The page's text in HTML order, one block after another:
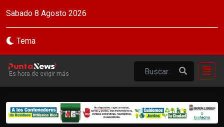
Sabado 8 Agosto 2026
Tema
Es hora de exigir más